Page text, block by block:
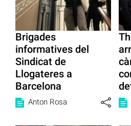
Brigades
informatives del
Sindicat de
Llogateres a
Barcelona
Anton Rosa